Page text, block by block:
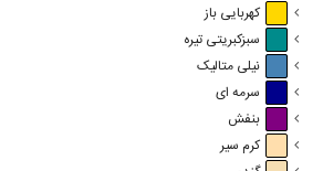
کهربایی باز
سبزکبریتی تیره
نیلی متالیک
سرمه ای
بنفش
کرم سیر